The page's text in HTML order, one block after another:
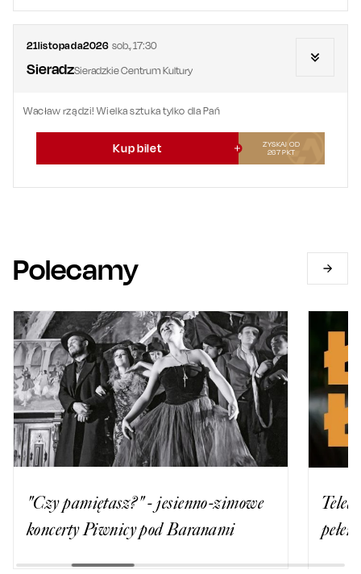
21listopada2026 sob.,17:30
SieradzSieradzkie Centrum Kultury
Wacław rządzi! Wielka sztuka tylko dla Pań
Kup bilet
ZYSKAJ OD
267PKT
Polecamy
"Czy pamiętasz?" - jesienno-zimowe
koncerty Piwnicy pod Baranami